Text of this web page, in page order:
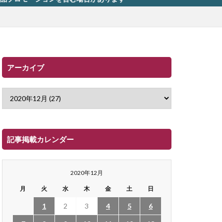
アーカイブ
記事掲載カレンダー
2020年12月
月 火 水 木 金 土 日
1 2 3 4 5 6